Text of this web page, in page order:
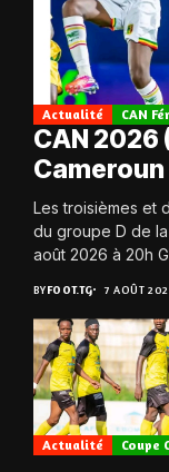
Actualité CAN
CAN 2026
Les troisièmes et
du groupe D de
août 2026 à 20h
BYFOOT.TG 7 AOÛT
Actualité Coupe